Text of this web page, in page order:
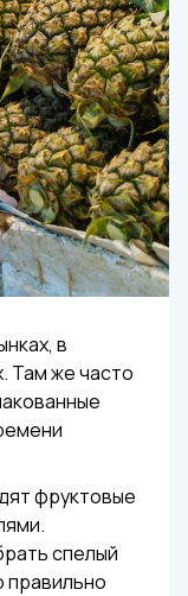
в
Там же часто
фруктовые
спелый
правильно